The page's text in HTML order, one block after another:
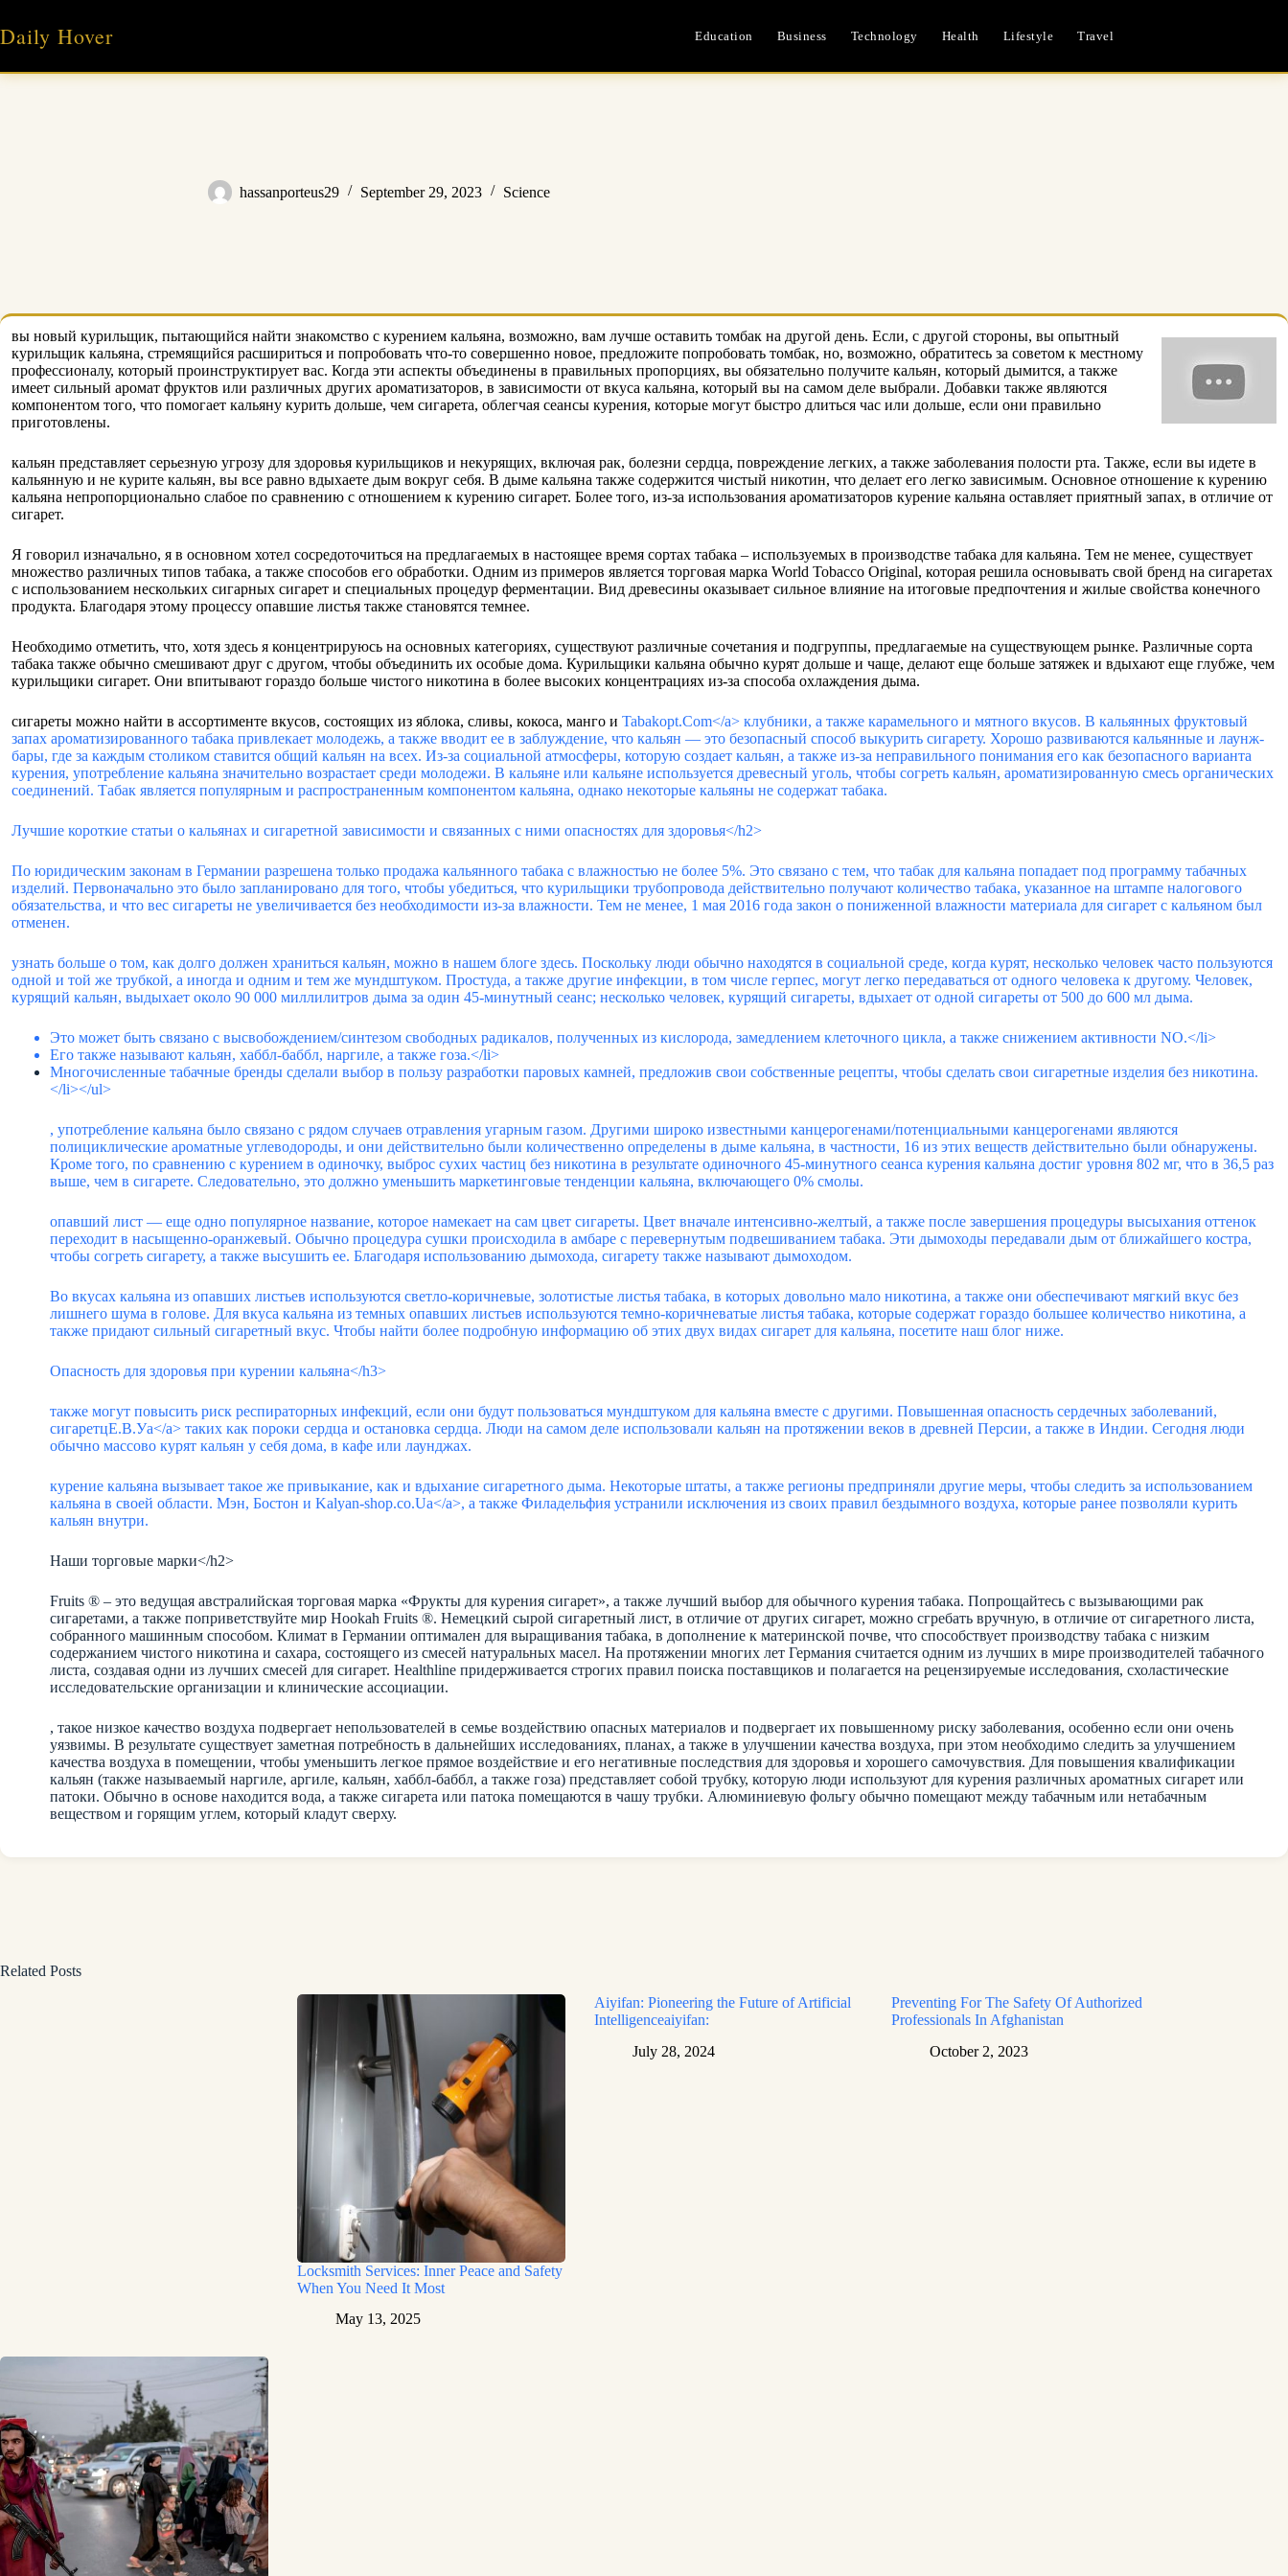
content
Daily Hover Education Business Technology Health Lifestyle Travel
hassanporteus29 September 29, 2023 Science
вы новый курильщик, пытающийся найти знакомство с курением кальяна, возможно, вам лучше оставить томбак на другой день. Если, с другой стороны, вы опытный
курильщик кальяна, стремящийся расшириться и попробовать что-то совершенно новое, предложите попробовать томбак, но, возможно, обратитесь за советом к местному
профессионалу, который проинструктирует вас. Когда эти аспекты объединены в правильных пропорциях, вы обязательно получите кальян, который дымится, а также
имеет сильный аромат фруктов или различных других ароматизаторов, в зависимости от вкуса кальяна, который вы на самом деле выбрали. Добавки также являются
компонентом того, что помогает кальяну курить дольше, чем сигарета, облегчая сеансы курения, которые могут быстро длиться час или дольше, если они правильно
приготовлены.
кальян представляет серьезную угрозу для здоровья курильщиков и некурящих, включая рак, болезни сердца, повреждение легких, а также заболевания полости рта. Также, если вы идете в
кальянную и не курите кальян, вы все равно вдыхаете дым вокруг себя. В дыме кальяна также содержится чистый никотин, что делает его легко зависимым. Основное отношение к курению
кальяна непропорционально слабое по сравнению с отношением к курению сигарет. Более того, из-за использования ароматизаторов курение кальяна оставляет приятный запах, в отличие от
сигарет.
Я говорил изначально, я в основном хотел сосредоточиться на предлагаемых в настоящее время сортах табака – используемых в производстве табака для кальяна. Тем не менее, существует
множество различных типов табака, а также способов его обработки. Одним из примеров является торговая марка World Tobacco Original, которая решила основывать свой бренд на сигаретах
с использованием нескольких сигарных сигарет и специальных процедур ферментации. Вид древесины оказывает сильное влияние на итоговые предпочтения и жилые свойства конечного
продукта. Благодаря этому процессу опавшие листья также становятся темнее.
Необходимо отметить, что, хотя здесь я концентрируюсь на основных категориях, существуют различные сочетания и подгруппы, предлагаемые на существующем рынке. Различные сорта
табака также обычно смешивают друг с другом, чтобы объединить их особые дома. Курильщики кальяна обычно курят дольше и чаще, делают еще больше затяжек и вдыхают еще глубже, чем
курильщики сигарет. Они впитывают гораздо больше чистого никотина в более высоких концентрациях из-за способа охлаждения дыма.
сигареты можно найти в ассортименте вкусов, состоящих из яблока, сливы, кокоса, манго и Tabakopt.Com</a> клубники, а также карамельного и мятного вкусов. В кальянных фруктовый
запах ароматизированного табака привлекает молодежь, а также вводит ее в заблуждение, что кальян — это безопасный способ выкурить сигарету. Хорошо развиваются кальянные и лаунж-
бары, где за каждым столиком ставится общий кальян на всех. Из-за социальной атмосферы, которую создает кальян, а также из-за неправильного понимания его как безопасного варианта
курения, употребление кальяна значительно возрастает среди молодежи. В кальяне или кальяне используется древесный уголь, чтобы согреть кальян, ароматизированную смесь органических
соединений. Табак является популярным и распространенным компонентом кальяна, однако некоторые кальяны не содержат табака.
Лучшие короткие статьи о кальянах и сигаретной зависимости и связанных с ними опасностях для здоровья</h2>
По юридическим законам в Германии разрешена только продажа кальянного табака с влажностью не более 5%. Это связано с тем, что табак для кальяна попадает под программу табачных
изделий. Первоначально это было запланировано для того, чтобы убедиться, что курильщики трубопровода действительно получают количество табака, указанное на штампе налогового
обязательства, и что вес сигареты не увеличивается без необходимости из-за влажности. Тем не менее, 1 мая 2016 года закон о пониженной влажности материала для сигарет с кальяном был
отменен.
узнать больше о том, как долго должен храниться кальян, можно в нашем блоге здесь. Поскольку люди обычно находятся в социальной среде, когда курят, несколько человек часто пользуются
одной и той же трубкой, а иногда и одним и тем же мундштуком. Простуда, а также другие инфекции, в том числе герпес, могут легко передаваться от одного человека к другому. Человек,
курящий кальян, выдыхает около 90 000 миллилитров дыма за один 45-минутный сеанс; несколько человек, курящий сигареты, вдыхает от одной сигареты от 500 до 600 мл дыма.
Это может быть связано с высвобождением/синтезом свободных радикалов, полученных из кислорода, замедлением клеточного цикла, а также снижением активности NO.</li>
Его также называют кальян, хаббл-баббл, наргиле, а также гоза.</li>
Многочисленные табачные бренды сделали выбор в пользу разработки паровых камней, предложив свои собственные рецепты, чтобы сделать свои сигаретные изделия без никотина.
</li></ul>
, употребление кальяна было связано с рядом случаев отравления угарным газом. Другими широко известными канцерогенами/потенциальными канцерогенами являются
полициклические ароматные углеводороды, и они действительно были количественно определены в дыме кальяна, в частности, 16 из этих веществ действительно были обнаружены.
Кроме того, по сравнению с курением в одиночку, выброс сухих частиц без никотина в результате одиночного 45-минутного сеанса курения кальяна достиг уровня 802 мг, что в 36,5 раз
выше, чем в сигарете. Следовательно, это должно уменьшить маркетинговые тенденции кальяна, включающего 0% смолы.
опавший лист — еще одно популярное название, которое намекает на сам цвет сигареты. Цвет вначале интенсивно-желтый, а также после завершения процедуры высыхания оттенок
переходит в насыщенно-оранжевый. Обычно процедура сушки происходила в амбаре с перевернутым подвешиванием табака. Эти дымоходы передавали дым от ближайшего костра,
чтобы согреть сигарету, а также высушить ее. Благодаря использованию дымохода, сигарету также называют дымоходом.
Во вкусах кальяна из опавших листьев используются светло-коричневые, золотистые листья табака, в которых довольно мало никотина, а также они обеспечивают мягкий вкус без
лишнего шума в голове. Для вкуса кальяна из темных опавших листьев используются темно-коричневатые листья табака, которые содержат гораздо большее количество никотина, а
также придают сильный сигаретный вкус. Чтобы найти более подробную информацию об этих двух видах сигарет для кальяна, посетите наш блог ниже.
Опасность для здоровья при курении кальяна</h3>
также могут повысить риск респираторных инфекций, если они будут пользоваться мундштуком для кальяна вместе с другими. Повышенная опасность сердечных заболеваний,
сигаретцЕ.В.Уа</a> таких как пороки сердца и остановка сердца. Люди на самом деле использовали кальян на протяжении веков в древней Персии, а также в Индии. Сегодня люди
обычно массово курят кальян у себя дома, в кафе или лаунджах.
курение кальяна вызывает такое же привыкание, как и вдыхание сигаретного дыма. Некоторые штаты, а также регионы предприняли другие меры, чтобы следить за использованием
кальяна в своей области. Мэн, Бостон и Kalyan-shop.co.Ua</a>, а также Филадельфия устранили исключения из своих правил бездымного воздуха, которые ранее позволяли курить
кальян внутри.
Наши торговые марки</h2>
Fruits ® – это ведущая австралийская торговая марка «Фрукты для курения сигарет», а также лучший выбор для обычного курения табака. Попрощайтесь с вызывающими рак
сигаретами, а также поприветствуйте мир Hookah Fruits ®. Немецкий сырой сигаретный лист, в отличие от других сигарет, можно сгребать вручную, в отличие от сигаретного листа,
собранного машинным способом. Климат в Германии оптимален для выращивания табака, в дополнение к материнской почве, что способствует производству табака с низким
содержанием чистого никотина и сахара, состоящего из смесей натуральных масел. На протяжении многих лет Германия считается одним из лучших в мире производителей табачного
листа, создавая одни из лучших смесей для сигарет. Healthline придерживается строгих правил поиска поставщиков и полагается на рецензируемые исследования, схоластические
исследовательские организации и клинические ассоциации.
, такое низкое качество воздуха подвергает непользователей в семье воздействию опасных материалов и подвергает их повышенному риску заболевания, особенно если они очень
уязвимы. В результате существует заметная потребность в дальнейших исследованиях, планах, а также в улучшении качества воздуха, при этом необходимо следить за улучшением
качества воздуха в помещении, чтобы уменьшить легкое прямое воздействие и его негативные последствия для здоровья и хорошего самочувствия. Для повышения квалификации
кальян (также называемый наргиле, аргиле, кальян, хаббл-баббл, а также гоза) представляет собой трубку, которую люди используют для курения различных ароматных сигарет или
патоки. Обычно в основе находится вода, а также сигарета или патока помещаются в чашу трубки. Алюминиевую фольгу обычно помещают между табачным или нетабачным
веществом и горящим углем, который кладут сверху.
Related Posts
Locksmith Services: Inner Peace and Safety
When You Need It Most
May 13, 2025
Aiyifan: Pioneering the Future of Artificial
Intelligenceaiyifan:
July 28, 2024
Preventing For The Safety Of Authorized
Professionals In Afghanistan
October 2, 2023